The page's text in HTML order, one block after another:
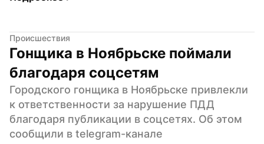
Происшествия
Гонщика в Ноябрьске поймали
благодаря соцсетям
Городского гонщика в Ноябрьске привлекли
к ответственности за нарушение ПДД
благодаря публикации в соцсетях. Об этом
сообщили в telegram-канале